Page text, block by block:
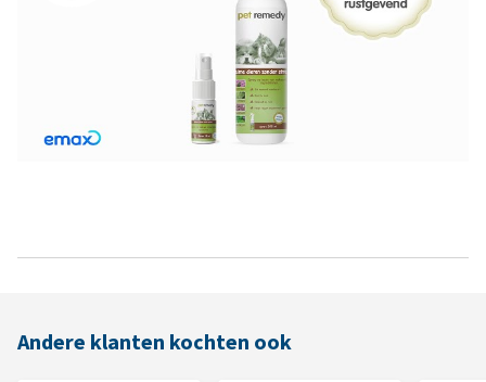
Andere klanten kochten ook